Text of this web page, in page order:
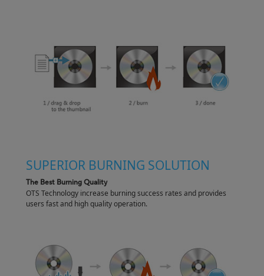
SUPERIOR BURNING SOLUTION
The Best Burning Quality
OTS Technology increase burning success rates and provides
users fast and high quality operation.